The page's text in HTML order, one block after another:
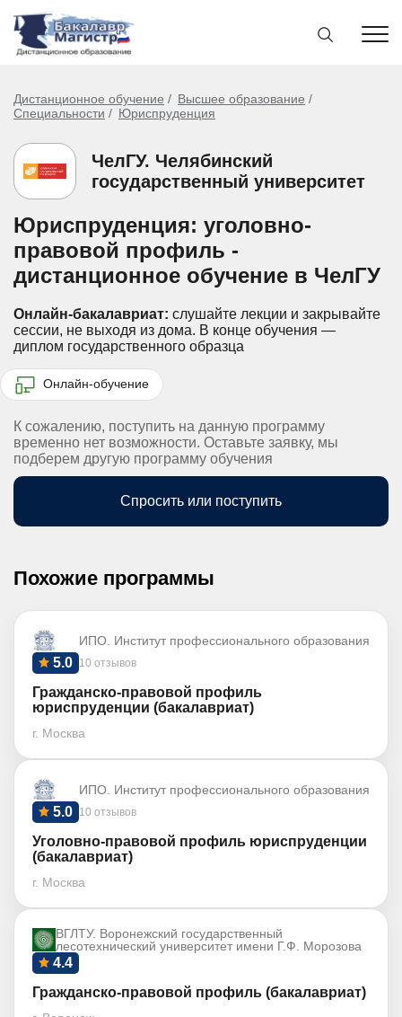
Дистанционное обучение
Высшее образование
Специальности
Юриспруденция
ЧелГУ. Челябинский
государственный университет
Юриспруденция: уголовно-
правовой профиль -
дистанционное обучение в ЧелГУ
Онлайн-бакалавриат: слушайте лекции и закрывайте
сессии, не выходя из дома. В конце обучения —
диплом государственного образца
Онлайн-обучение
К сожалению, поступить на данную программу
временно нет возможности. Оставьте заявку, мы
подберем другую программу обучения
Спросить или поступить
Похожие программы
ИПО. Институт профессионального образования
10 отзывов
5.0
Гражданско-правовой профиль
юриспруденции (бакалавриат)
г. Москва
ИПО. Институт профессионального образования
10 отзывов
5.0
Уголовно-правовой профиль юриспруденции
(бакалавриат)
г. Москва
ВГЛТУ. Воронежский государственный
лесотехнический университет имени Г.Ф. Морозова
4.4
Гражданско-правовой профиль (бакалавриат)